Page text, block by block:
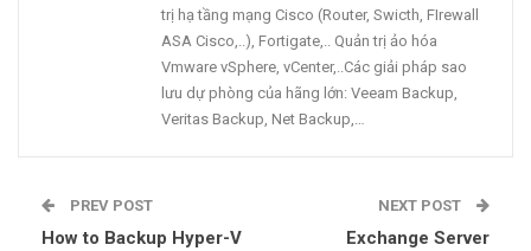
trị hạ tầng mạng Cisco (Router, Swicth, FIrewall
ASA Cisco,..), Fortigate,.. Quản trị ảo hóa
Vmware vSphere, vCenter,..Các giải pháp sao
lưu dự phòng của hãng lớn: Veeam Backup,
Veritas Backup, Net Backup,…
PREV POST
How to Backup Hyper-V
NEXT POST
Exchange Server